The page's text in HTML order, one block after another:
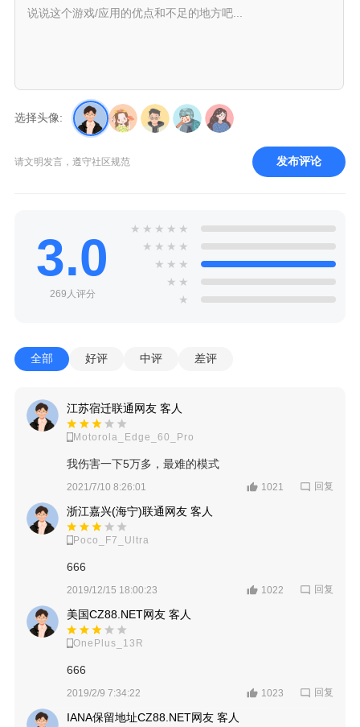
选择头像:
请文明发言，遵守社区规范 发布评论
3.0
269人评分
★ ★ ★ ★ ★
★ ★ ★ ★
★ ★ ★
★ ★
★
全部 好评 中评 差评
江苏宿迁联通网友 客人
Motorola_Edge_60_Pro
我伤害一下5万多，最难的模式
2021/7/10 8:26:01 1021 回复
浙江嘉兴(海宁)联通网友 客人
Poco_F7_Ultra
666
2019/12/15 18:00:23 1022 回复
美国CZ88.NET网友 客人
OnePlus_13R
666
2019/2/9 7:34:22 1023 回复
IANA保留地址CZ88.NET网友 客人